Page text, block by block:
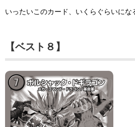
いったいこのカード、いくらぐらいに
【ベスト８】